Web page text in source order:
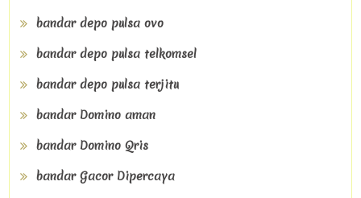
bandar depo pulsa ovo
bandar depo pulsa telkomsel
bandar depo pulsa terjitu
bandar Domino aman
bandar Domino Qris
bandar Gacor Dipercaya